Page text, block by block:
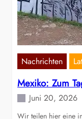
Nachrichten
Mexiko: Zum
Juni 20, 2026
Wir teilen hier eine